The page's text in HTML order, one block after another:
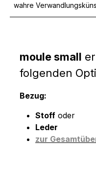
wahre
moule small
folgenden
Bezug:
Stoff oder
Leder
zur